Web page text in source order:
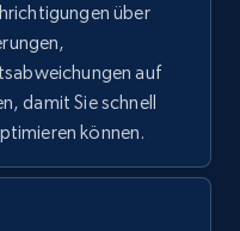
Product
Rating,
über
auf
damit Sie schnell
können.